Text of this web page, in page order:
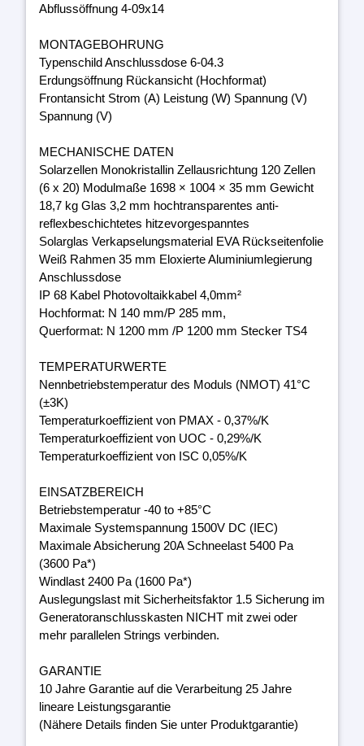
Abflussöffnung 4-09x14
MONTAGEBOHRUNG
Typenschild Anschlussdose 6-04.3
Erdungsöffnung Rückansicht (Hochformat)
Frontansicht Strom (A) Leistung (W) Spannung (V)
Spannung (V)
MECHANISCHE DATEN
Solarzellen Monokristallin Zellausrichtung 120 Zellen
(6 x 20) Modulmaße 1698 × 1004 × 35 mm Gewicht
18,7 kg Glas 3,2 mm hochtransparentes anti-
reflexbeschichtetes hitzevorgespanntes
Solarglas Verkapselungsmaterial EVA Rückseitenfolie
Weiß Rahmen 35 mm Eloxierte Aluminiumlegierung
Anschlussdose
IP 68 Kabel Photovoltaikkabel 4,0mm²
Hochformat: N 140 mm/P 285 mm,
Querformat: N 1200 mm /P 1200 mm Stecker TS4
TEMPERATURWERTE
Nennbetriebstemperatur des Moduls (NMOT) 41°C
(±3K)
Temperaturkoeffizient von PMAX - 0,37%/K
Temperaturkoeffizient von UOC - 0,29%/K
Temperaturkoeffizient von ISC 0,05%/K
EINSATZBEREICH
Betriebstemperatur -40 to +85°C
Maximale Systemspannung 1500V DC (IEC)
Maximale Absicherung 20A Schneelast 5400 Pa
(3600 Pa*)
Windlast 2400 Pa (1600 Pa*)
Auslegungslast mit Sicherheitsfaktor 1.5 Sicherung im
Generatoranschlusskasten NICHT mit zwei oder
mehr parallelen Strings verbinden.
GARANTIE
10 Jahre Garantie auf die Verarbeitung 25 Jahre
lineare Leistungsgarantie
(Nähere Details finden Sie unter Produktgarantie)